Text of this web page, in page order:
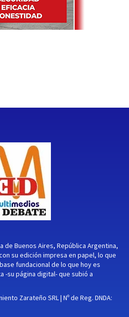
de Buenos Aires, República Argentina,
su edición impresa en papel, lo que
fundacional de lo que hoy es
-su página digital- que subió a
Zarateño SRL | Nº de Reg. DNDA: